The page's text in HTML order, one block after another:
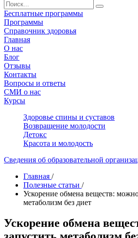
Бесплатные программы
Программы
Справочник здоровья
Главная
О нас
Блог
Отзывы
Контакты
Вопросы и ответы
СМИ о нас
Курсы
Здоровье спины и суставов
Возвращение молодости
Детокс
Красота и молодость
Сведения об образовательной
Главная /
Полезные статьи /
Ускорение обмена веществ:
метаболизм без диет
Ускорение обмена